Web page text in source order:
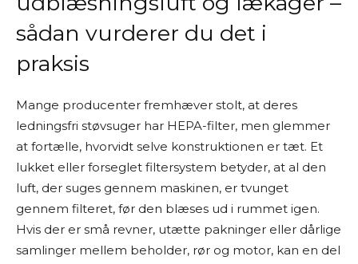
sådan vurderer du det i
praksis
Mange producenter fremhæver stolt, at deres
ledningsfri støvsuger har HEPA-filter, men glemmer
at fortælle, hvorvidt selve konstruktionen er tæt. Et
lukket eller forseglet filtersystem betyder, at al den
luft, der suges gennem maskinen, er tvunget
gennem filteret, før den blæses ud i rummet igen.
Hvis der er små revner, utætte pakninger eller dårlige
samlinger mellem beholder, rør og motor, kan en del